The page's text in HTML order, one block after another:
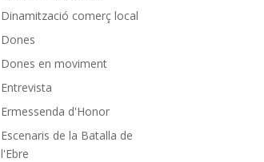
Dinamització comerç local
Dones
Dones en moviment
Entrevista
Ermessenda d'Honor
Escenaris de la Batalla de
l'Ebre